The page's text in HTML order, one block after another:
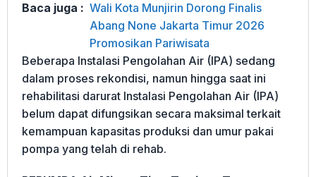
Baca juga : Wali Kota Munjirin Dorong Finalis
Abang None Jakarta Timur 2026
Promosikan Pariwisata
Beberapa Instalasi Pengolahan Air (IPA) sedang
dalam proses rekondisi, namun hingga saat ini
rehabilitasi darurat Instalasi Pengolahan Air (IPA)
belum dapat difungsikan secara maksimal terkait
kemampuan kapasitas produksi dan umur pakai
pompa yang telah di rehab.